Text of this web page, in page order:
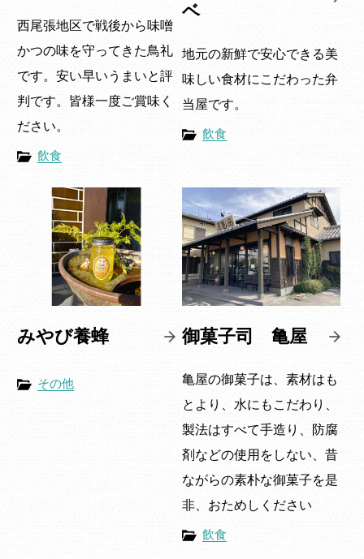
西尾張地区で戦後から味噌
かつの味を守ってきた鳥礼
です。安い早いうまいと評
判です。皆様一度ご賞味く
ださい。
飲食
ベ
地元の新鮮で安心できる美
味しい食材にこだわった弁
当屋です。
飲食
みやび養蜂
その他
御菓子司 亀屋
亀屋の御菓子は、素材はも
とより、水にもこだわり、
製法はすべて手造り、防腐
剤などの使用をしない、昔
ながらの素朴な御菓子を是
非、おためしください
飲食